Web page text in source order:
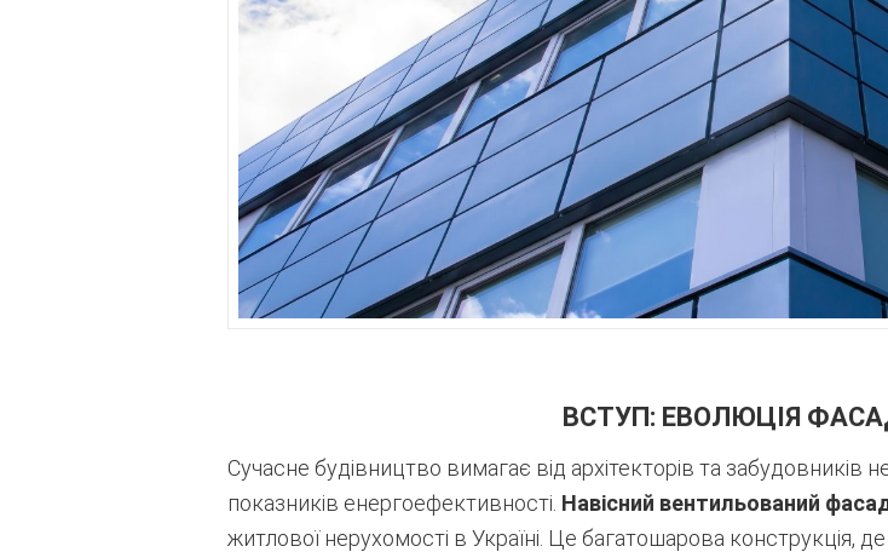
ВСТУП: ЕВОЛЮЦІЯ
Сучасне будівництво вимагає від архітекторів та забудовників
показників енергоефективності. Навісний вентильований
житлової нерухомості в Україні. Це багатошарова конструкція,